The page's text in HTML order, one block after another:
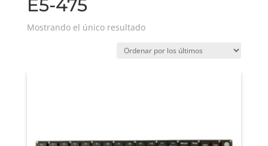
E5-475
Mostrando el único resultado